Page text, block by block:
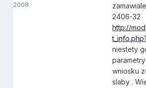
2008
2406-32
http://
niestety
wniosku
slaby .